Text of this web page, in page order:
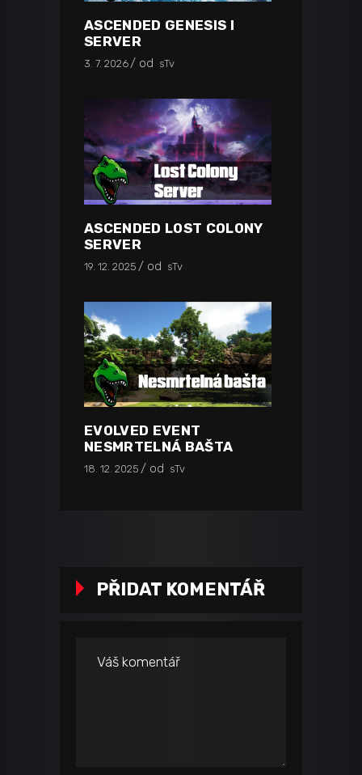
ASCENDED GENESIS I
SERVER
3. 7. 2026 od sTv
ASCENDED LOST COLONY
SERVER
19. 12. 2025 od sTv
EVOLVED EVENT
NESMRTELNÁ BAŠTA
18. 12. 2025 od sTv
PŘIDAT KOMENTÁŘ